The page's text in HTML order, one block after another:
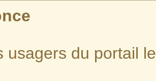
usagers du portail